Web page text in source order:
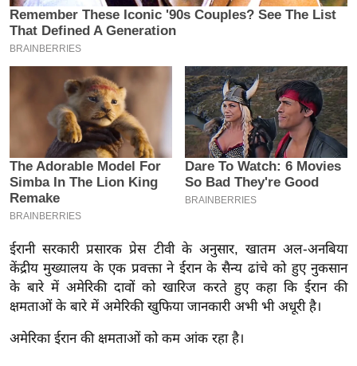
2
6
क्रा
पे
प
र
सा
ल
बे
मि
ईरानी सरकारी प्रसारक प्रेस टीवी के अनुसार, खातम अल-अनबिया
केंद्रीय मुख्यालय के एक प्रवक्ता ने ईरान के सैन्य ढांचे को हुए नुकसान
के बारे में अमेरिकी दावों को खारिज करते हुए कहा कि ईरान की
क्षमताओं के बारे में अमेरिकी खुफिया जानकारी अभी भी अधूरी है।
अमेरिका ईरान की क्षमताओं को कम आंक रहा है।